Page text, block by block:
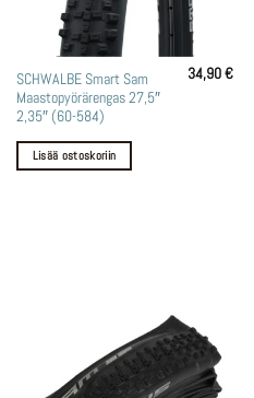
SCHWALBE Smart Sam
Maastopyörärengas 27,5″
2,35″ (60-584)
34,90€
Lisää ostoskoriin